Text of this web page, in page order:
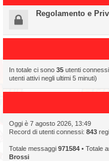
Regolamento e
In totale ci sono 35 utenti
utenti attivi negli ultimi 5 minuti)
Oggi è 7 agosto 2026, 13:49
Record di utenti connessi: 843
Totale messaggi 971584 • Totale
Brossi